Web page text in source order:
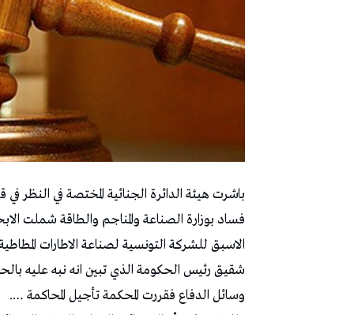
باشرت هيئة الدائرة الجنائية المختصة في النظر في
فساد بوزارة الصناعة والمناجم والطاقة شملت
الاسبق للشركة التونسية لصناعة الاطارات
شقيق رئيس الحكومة الذي تبين انه نبه عليه
وسائل الدفاع فقررت المحكمة تأجيل المحاكمة ….